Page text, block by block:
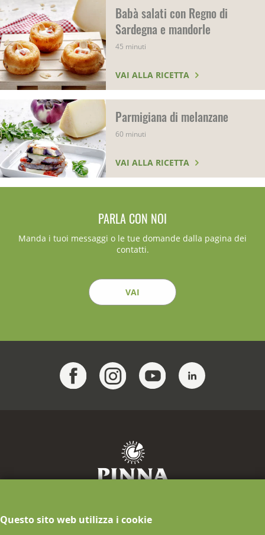
Questo sito web utilizza i cookie
Babà salati con Regno di
Sardegna e mandorle
45 minuti
VAI ALLA RICETTA
Parmigiana di melanzane
60 minuti
VAI ALLA RICETTA
PARLA CON NOI
Manda i tuoi messaggi o le tue domande dalla pagina dei
contatti.
VAI
info@pinnaformaggi.it- Tel. 079.886009